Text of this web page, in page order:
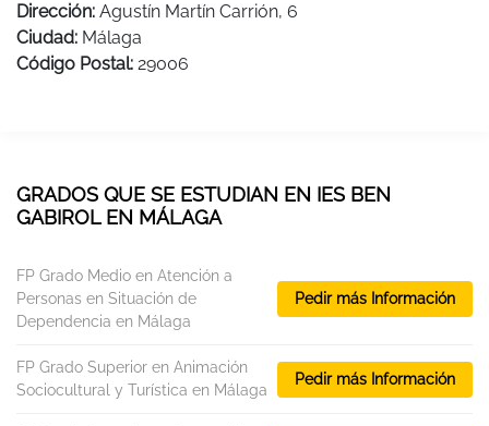
Dirección: Agustín Martín Carrión, 6
Ciudad: Málaga
Código Postal: 29006
GRADOS QUE SE ESTUDIAN EN IES BEN
GABIROL EN MÁLAGA
FP Grado Medio en Atención a
Personas en Situación de
Dependencia en Málaga
Pedir más Información
FP Grado Superior en Animación
Sociocultural y Turística en Málaga
Pedir más Información